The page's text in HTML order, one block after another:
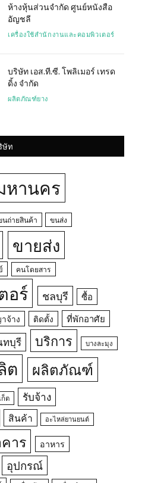
ห้างหุ้นส่วนจำกัด ศูนย์หนังสือ
อัญชลี
เครื่องใช้สำนักงานและคอมพิวเตอร์
บริษัท เอส.ที.ซี. โพลิเมอร์ เทรด
ดิ้ง จำกัด
ผลิตภัณฑ์ยาง
ษัท
หานคร
นถ่ายสินค้า ขนส่ง
ขายส่ง
คนโดยสาร
อร์ ชลบุรี
ซื้อ
จ้าง ติดตั้ง ที่พักอาศัย
บุรี บริการ บางละมุง
ต ผลิตภัณฑ์
ก็ต รับจ้าง
สินค้า อะไหล่ยานยนต์
าร อาหาร
อุปกรณ์